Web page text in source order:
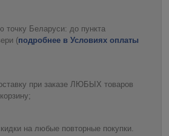
точку Беларуси: до пункта
(подробнее в Условиях оплаты
при заказе ЛЮБЫХ товаров
на любые повторные покупки.